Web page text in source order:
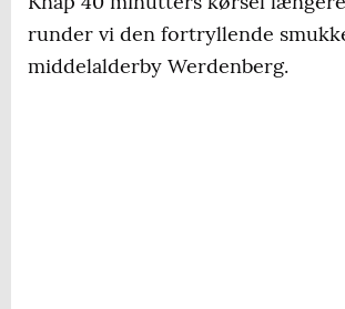
runder vi den fortryllende
middelalderby Werdenberg.